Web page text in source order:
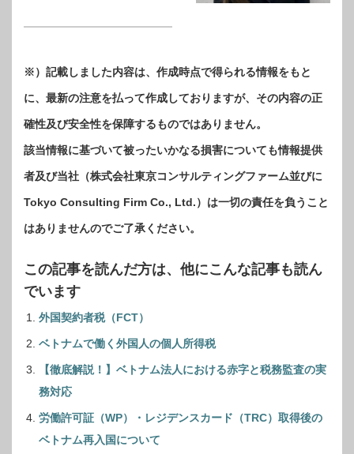
※）記載しました内容は、作成時点で得られる情報をもと
に、最新の注意を払って作成しておりますが、その内容の正
確性及び安全性を保障するものではありません。
該当情報に基づいて被ったいかなる損害についても情報提供
者及び当社（株式会社東京コンサルティングファーム並びに
Tokyo Consulting Firm Co., Ltd.）は一切の責任を負うこと
はありませんのでご了承ください。
この記事を読んだ方は、他にこんな記事も読ん
でいます
外国契約者税（FCT）
ベトナムで働く外国人の個人所得税
【徹底解説！】ベトナム法人における赤字と税務監査の実
務対応
労働許可証（WP）・レジデンスカード（TRC）取得後の
ベトナム再入国について